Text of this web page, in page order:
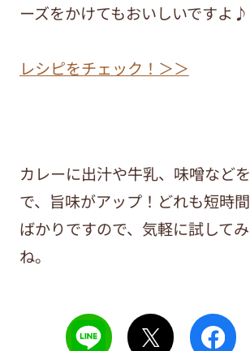
ーズをかけてもおいしいですよ♪
レシピをチェック！＞＞
カレーに出汁や牛乳、味噌など
で、旨味がアップ！どれも短時
ばかりですので、気軽に試して
ね。